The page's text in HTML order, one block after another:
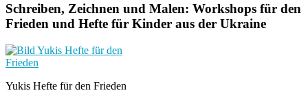
Schreiben, Zeichnen und Malen: Workshops für den
Frieden und Hefte für Kinder aus der Ukraine
Yukis Hefte für den Frieden